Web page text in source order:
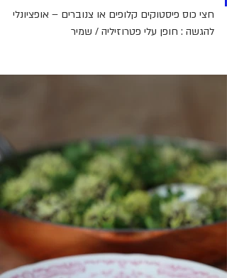
חצי כוס פיסטוקים קלופים או צנוברים – אופציונלי
להגשה : חופן עלי פטרוזיליה / שמיר